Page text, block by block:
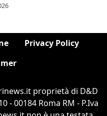
Privacy Policy
proprietà di D&D
- 00184 Roma RM - P.Iva